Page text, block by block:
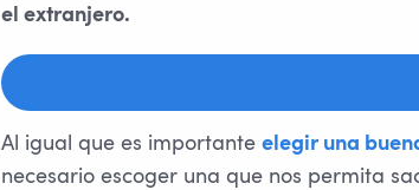
el extranjero.
Al igual que es importante elegir una
necesario escoger una que nos permita